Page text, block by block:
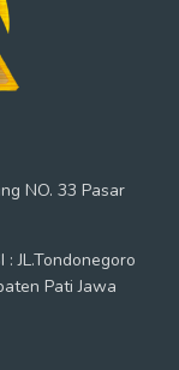
NO. 33 Pasar
: JL.Tondonegoro
Pati Jawa